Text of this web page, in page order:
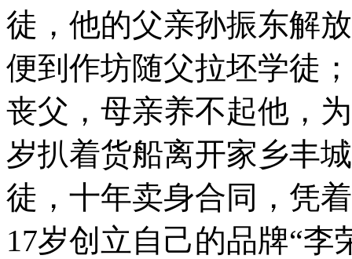
徒，他的父亲孙振东解
便到作坊随父拉坯学徒
丧父，母亲养不起他，
岁扒着货船离开家乡丰
徒，十年卖身合同，凭
17岁创立自己的品牌“李